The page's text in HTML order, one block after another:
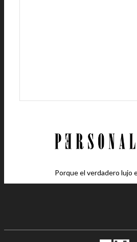
Porque el verdadero lujo